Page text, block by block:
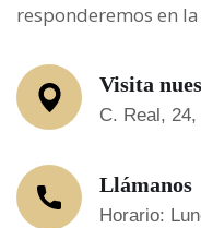
responderemos en
Visita
C. Real,
Llámanos
Horario: